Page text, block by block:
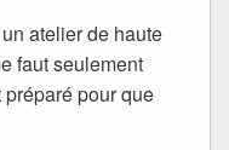
atelier de haute
faut seulement
préparé pour que